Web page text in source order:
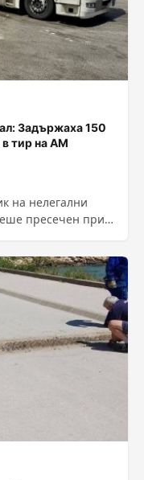
Задържаха 150
тир на АМ
на нелегални
пресечен при